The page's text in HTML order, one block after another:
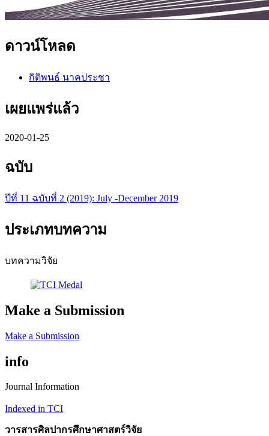
ดาวน์โหลด
กิติพนธ์ นาคประชา
เผยแพร่แล้ว
2020-01-25
ฉบับ
ปีที่ 11 ฉบับที่ 2 (2019): July -December 2019
ประเภทบทความ
บทความวิจัย
Make a Submission
Make a Submission
info
Journal Information
Indexed in TCI
วารสารศิลปากรศึกษาศาสตร์วิจัย